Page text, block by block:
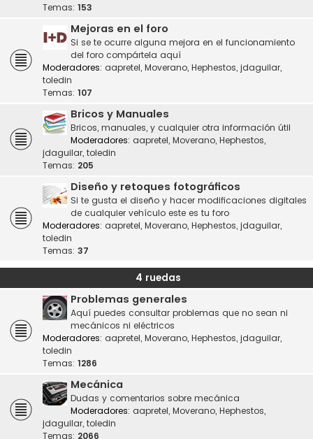
Temas: 153
Mejoras en el foro
Si se te ocurre alguna mejora en el funcionamiento
del foro compártela aquí
Moderadores: aapretel, Moverano, Hephestos, jdaguilar,
toledin
Temas: 107
Bricos y Manuales
Bricos, manuales, y cualquier otra información útil
Moderadores: aapretel, Moverano, Hephestos,
jdaguilar, toledin
Temas: 205
Diseño y retoques fotográficos
Si te gusta el diseño y hacer modificaciones digitales
de cualquier vehículo este es tu foro
Moderadores: aapretel, Moverano, Hephestos, jdaguilar,
toledin
Temas: 37
4 ruedas
Problemas generales
Aquí puedes consultar problemas que no sean ni
mecánicos ni eléctricos
Moderadores: aapretel, Moverano, Hephestos, jdaguilar,
toledin
Temas: 1286
Mecánica
Dudas y comentarios sobre mecánica
Moderadores: aapretel, Moverano, Hephestos,
jdaguilar, toledin
Temas: 2066